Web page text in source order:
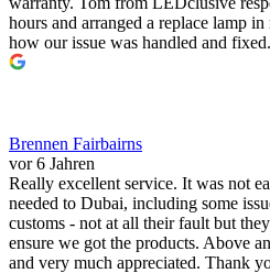
hours and arranged a replace lamp
how our issue was handled and fixed.
Brennen Fairbairns
vor 6 Jahren
Really excellent service. It was not
needed to Dubai, including some
customs - not at all their fault but
ensure we got the products. Above
and very much appreciated. Thank